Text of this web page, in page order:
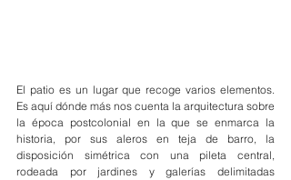
El patio es un lugar que recoge varios elementos.
Es aquí dónde más nos cuenta la arquitectura sobre
la época postcolonial en la que se enmarca la
historia, por sus aleros en teja de barro, la
disposición simétrica con una pileta central,
rodeada por jardines y galerías delimitadas